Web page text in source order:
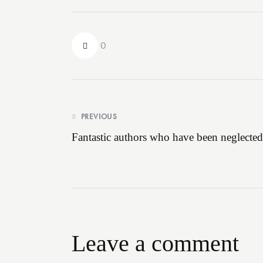
0
Post
navigation
PREVIOUS
Fantastic authors who have been neglected
Leave a comment